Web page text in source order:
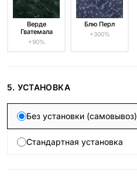
Верде
Гватемала
+90%
Блю Перл
+300%
5. УСТАНОВКА
Без установки (самовывоз)
Стандартная установка